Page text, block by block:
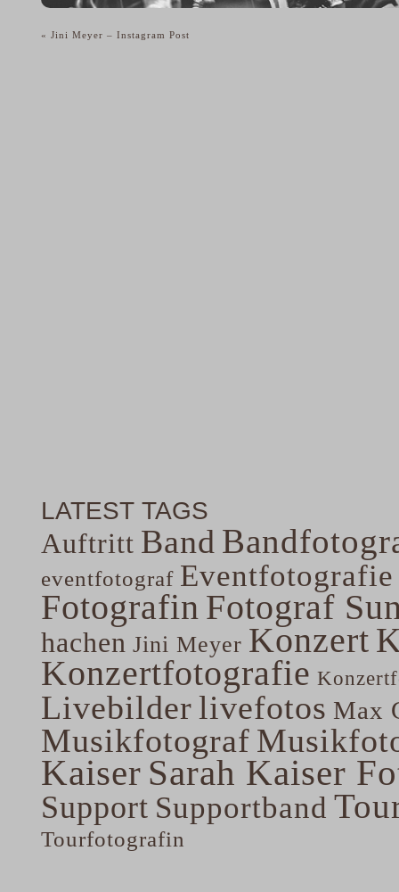
« Jini Meyer – Instagram Post
LATEST TAGS
Auftritt Band
eventfotograf Eventfotografie
Fotografin Fotograf
hachen Jini Meyer Konzert
Konzertfotografie
Livebilderlivefotos Max
Musikfotograf
Kaiser Sarah Kaiser
Support Supportband
Tourfotografin